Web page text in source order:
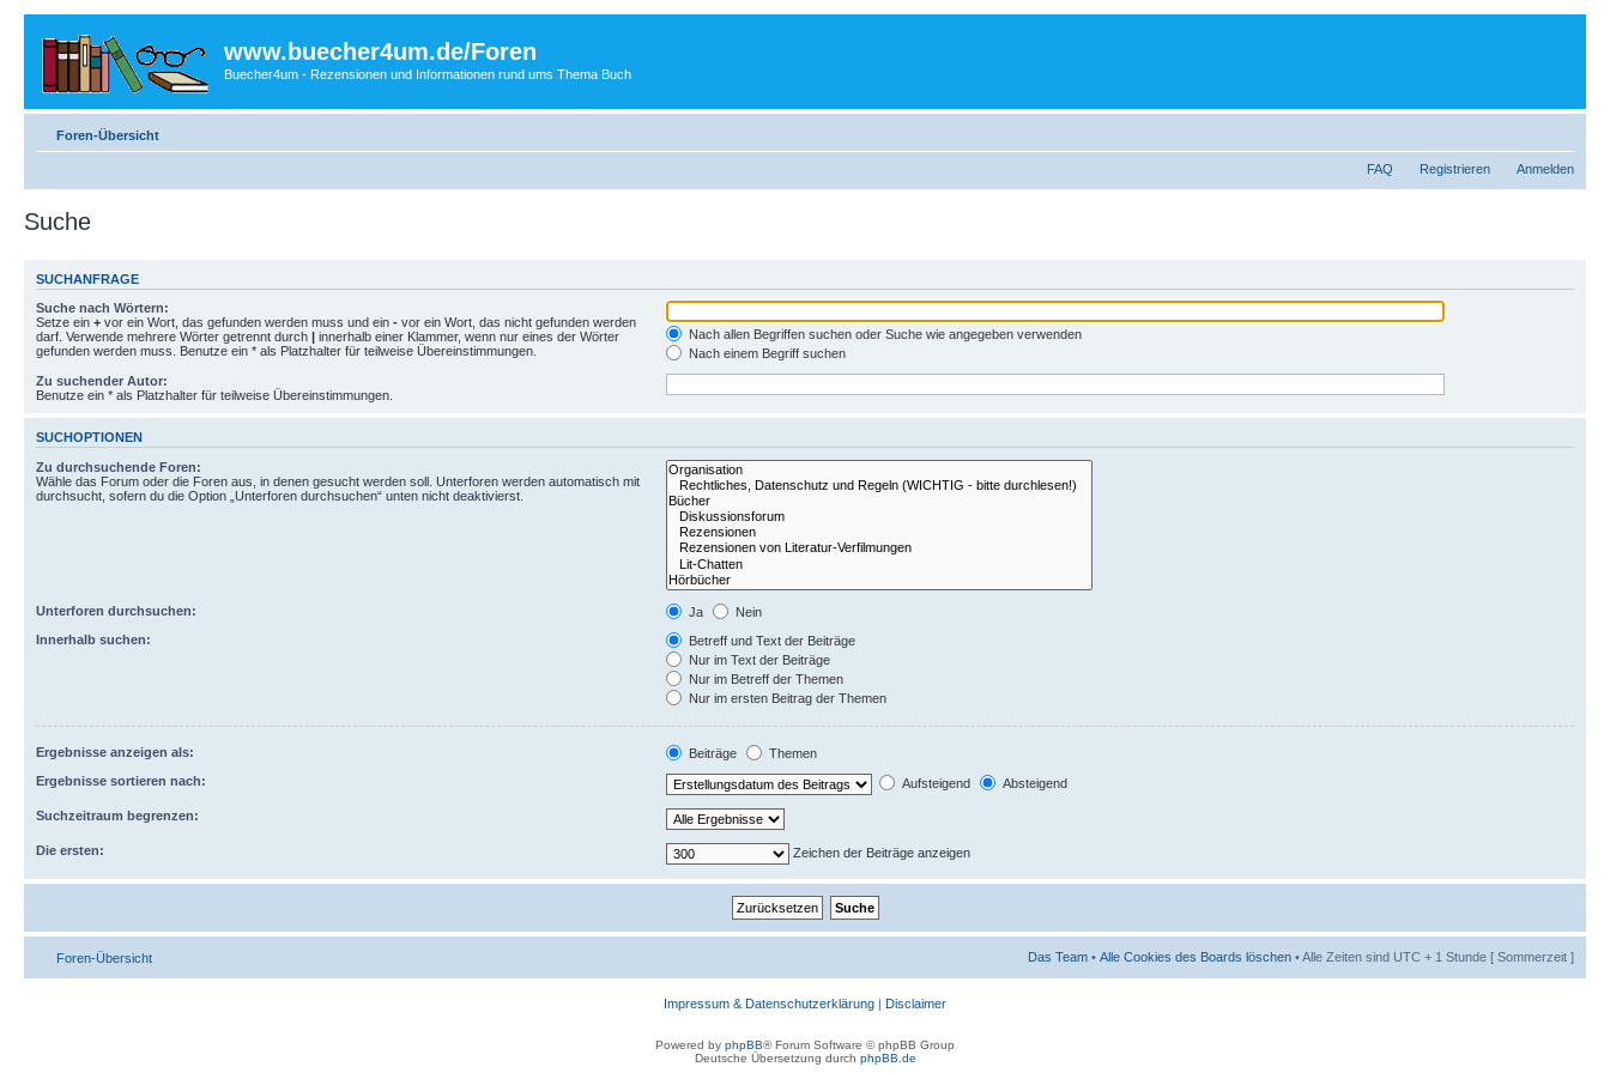
www.buecher4um.de/Foren
Buecher4um - Rezensionen und Informationen rund ums Thema Buch
Foren-Übersicht
FAQ Registrieren Anmelden
Suche
SUCHANFRAGE
Suche nach Wörtern:
Setze ein + vor ein Wort, das gefunden werden muss und ein - vor ein Wort, das nicht gefunden werden
darf. Verwende mehrere Wörter getrennt durch | innerhalb einer Klammer, wenn nur eines der Wörter
gefunden werden muss. Benutze ein * als Platzhalter für teilweise Übereinstimmungen.
Nach allen Begriffen suchen oder Suche wie angegeben verwenden
Nach einem Begriff suchen
Zu suchender Autor:
Benutze ein * als Platzhalter für teilweise Übereinstimmungen.
SUCHOPTIONEN
Zu durchsuchende Foren:
Wähle das Forum oder die Foren aus, in denen gesucht werden soll. Unterforen werden automatisch mit
durchsucht, sofern du die Option „Unterforen durchsuchen“ unten nicht deaktivierst.
Unterforen durchsuchen: Ja
Nein
Innerhalb suchen:
Betreff und Text der Beiträge
Nur im Text der Beiträge
Nur im Betreff der Themen
Nur im ersten Beitrag der Themen
Ergebnisse anzeigen als: Beiträge
Themen
Ergebnisse sortieren nach:
Aufsteigend Absteigend
Suchzeitraum begrenzen:
Die ersten: Zeichen der Beiträge anzeigen
Foren-Übersicht Das Team • Alle Cookies des Boards löschen • Alle Zeiten sind UTC + 1 Stunde [ Sommerzeit ]
Impressum & Datenschutzerklärung | Disclaimer
Powered by phpBB® Forum Software © phpBB Group
Deutsche Übersetzung durch phpBB.de